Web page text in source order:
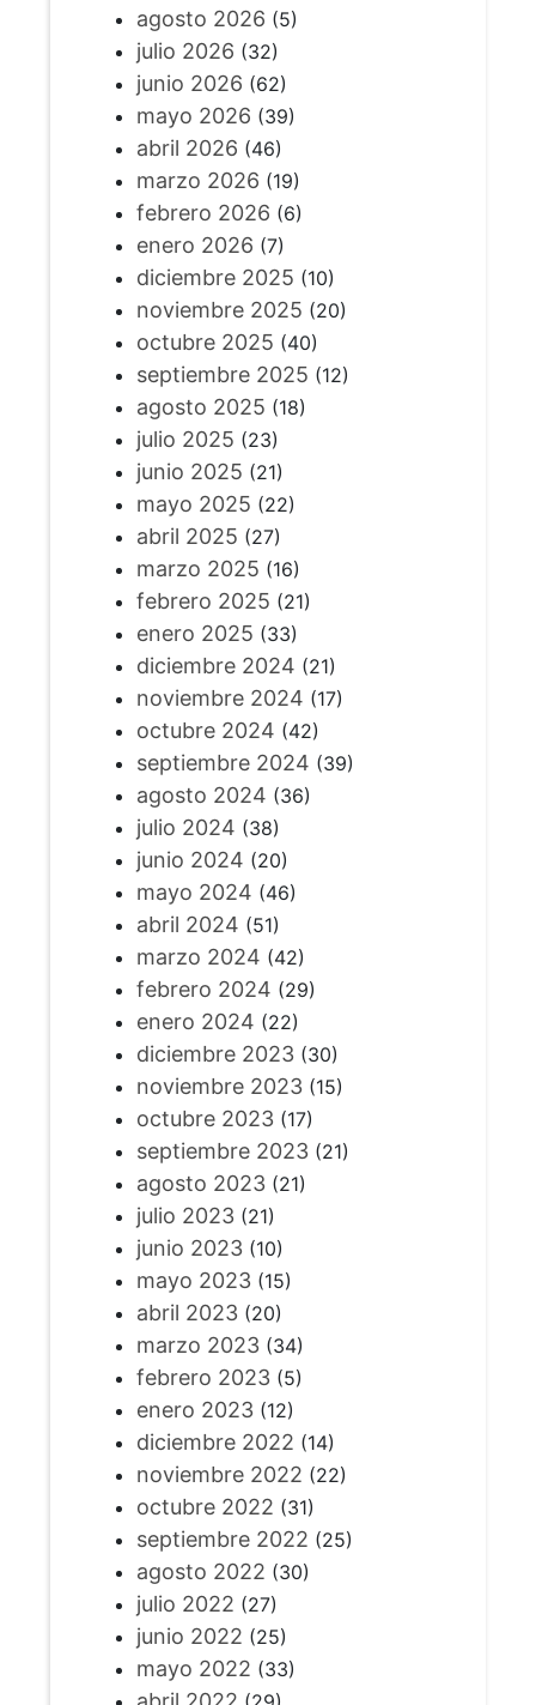
agosto 2026 (5)
julio 2026 (32)
junio 2026 (62)
mayo 2026 (39)
abril 2026 (46)
marzo 2026 (19)
febrero 2026 (6)
enero 2026 (7)
diciembre 2025 (10)
noviembre 2025 (20)
octubre 2025 (40)
septiembre 2025 (12)
agosto 2025 (18)
julio 2025 (23)
junio 2025 (21)
mayo 2025 (22)
abril 2025 (27)
marzo 2025 (16)
febrero 2025 (21)
enero 2025 (33)
diciembre 2024 (21)
noviembre 2024 (17)
octubre 2024 (42)
septiembre 2024 (39)
agosto 2024 (36)
julio 2024 (38)
junio 2024 (20)
mayo 2024 (46)
abril 2024 (51)
marzo 2024 (42)
febrero 2024 (29)
enero 2024 (22)
diciembre 2023(30)
noviembre 2023(15)
octubre 2023(17)
septiembre 2023(21)
agosto 2023(21)
julio 2023(21)
junio 2023(10)
mayo 2023(15)
abril 2023(20)
marzo 2023(34)
febrero 2023(5)
enero 2023(12)
diciembre 2022 (14)
noviembre 2022 (22)
octubre 2022 (31)
septiembre 2022 (25)
agosto 2022 (30)
julio 2022 (27)
junio 2022 (25)
mayo 2022 (33)